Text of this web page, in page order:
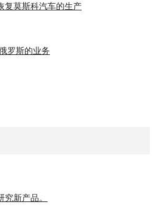
复莫斯科汽车的生产
罗斯的业务
新产品。